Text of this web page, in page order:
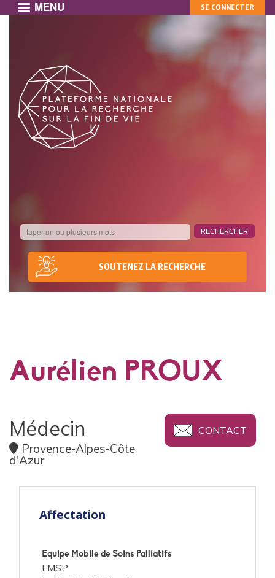
principal
MENU
SOUTENEZ LA RECHERCHE
MON
COMPTE
SE CONNECTER
Aurélien PROUX
CONTACT
Médecin
Provence-Alpes-Côte
d'Azur
Affectation
Equipe Mobile de Soins Palliatifs
EMSP